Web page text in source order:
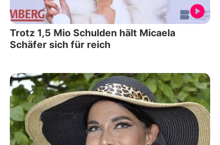
Trotz 1,5 Mio Schulden hält Micaela
Schäfer sich für reich